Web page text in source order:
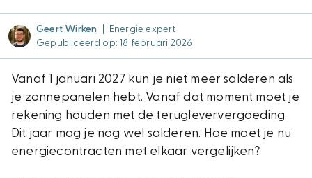
Geert Wirken
Energie expert
Gepubliceerd op: 18 februari 2026
Vanaf 1 januari 2027 kun je niet meer salderen als
je zonnepanelen hebt. Vanaf dat moment moet je
rekening houden met de terugleververgoeding.
Dit jaar mag je nog wel salderen. Hoe moet je nu
energiecontracten met elkaar vergelijken?